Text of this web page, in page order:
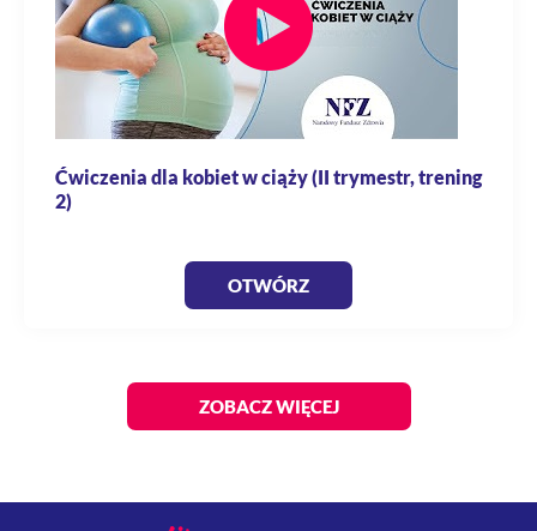
Ćwiczenia dla kobiet w ciąży (II trymestr, trening
2)
OTWÓRZ
ZOBACZ WIĘCEJ